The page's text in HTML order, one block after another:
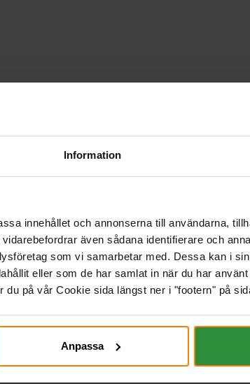
Information
innehållet och annonserna till användarna,
även sådana identifierare och
som vi samarbetar med. Dessa kan i
eller som de har samlat in när du har
på vår Cookie sida längst ner i "footern" på
Anpassa